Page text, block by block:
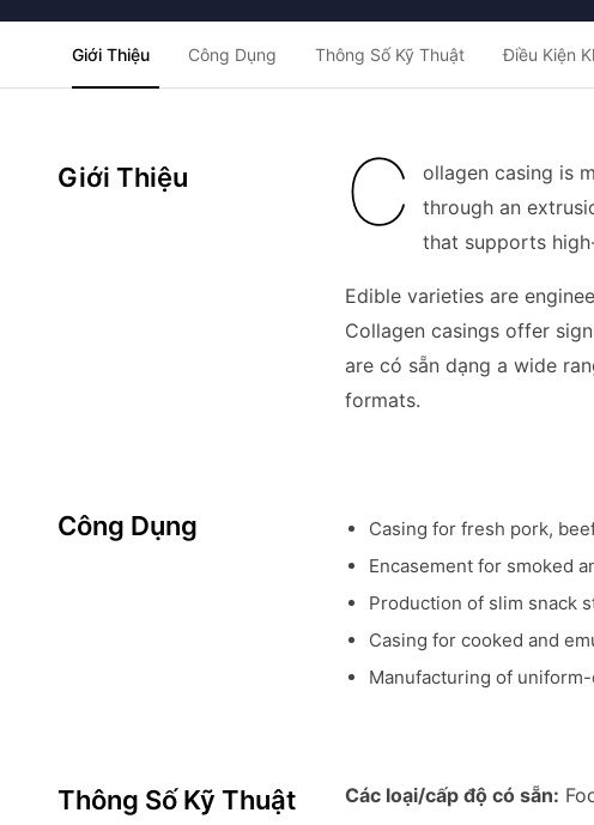
Giới Thiệu Công Dụng Thông Số Kỹ Thuật Điều Kiện
Giới Thiệu C
ollagen casing is
through an
that supports
Edible varieties are
Collagen casings offer
are có sẵn dạng a wide
formats.
Công Dụng
Casing for fresh pork,
Encasement for smoked
Production of slim snack
Casing for cooked and
Manufacturing of
Thông Số Kỹ Thuật Các loại/cấp độ có sẵn: